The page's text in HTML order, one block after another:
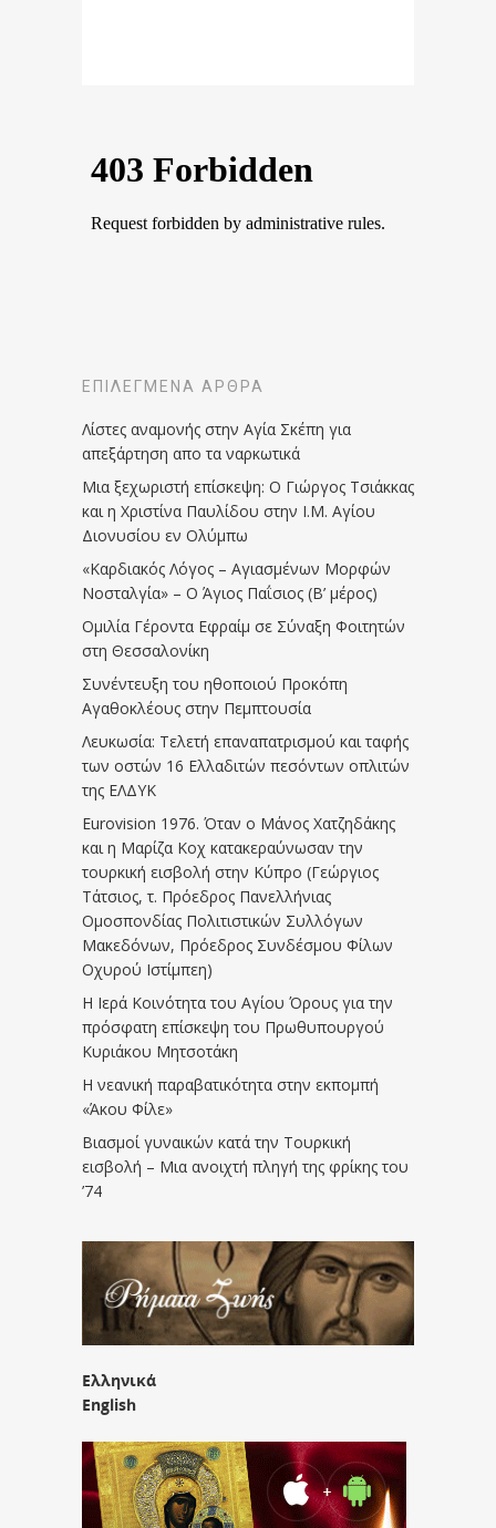
ΕΠΙΛΕΓΜΈΝΑ ΆΡΘΡΑ
Λίστες αναμονής στην Αγία Σκέπη για
απεξάρτηση απο τα ναρκωτικά
Μια ξεχωριστή επίσκεψη: Ο Γιώργος Τσιάκκας
και η Χριστίνα Παυλίδου στην Ι.Μ. Αγίου
Διονυσίου εν Ολύμπω
«Καρδιακός Λόγος – Αγιασμένων Μορφών
Νοσταλγία» – Ο Άγιος Παΐσιος (Β’ μέρος)
Ομιλία Γέροντα Εφραίμ σε Σύναξη Φοιτητών
στη Θεσσαλονίκη
Συνέντευξη του ηθοποιού Προκόπη
Αγαθοκλέους στην Πεμπτουσία
Λευκωσία: Τελετή επαναπατρισμού και ταφής
των οστών 16 Ελλαδιτών πεσόντων οπλιτών
της ΕΛΔΥΚ
Eurovision 1976. Όταν ο Μάνος Χατζηδάκης
και η Μαρίζα Κοχ κατακεραύνωσαν την
τουρκική εισβολή στην Κύπρο (Γεώργιος
Τάτσιος, τ. Πρόεδρος Πανελλήνιας
Ομοσπονδίας Πολιτιστικών Συλλόγων
Μακεδόνων, Πρόεδρος Συνδέσμου Φίλων
Οχυρού Ιστίμπεη)
Η Ιερά Κοινότητα του Αγίου Όρους για την
πρόσφατη επίσκεψη του Πρωθυπουργού
Κυριάκου Μητσοτάκη
Η νεανική παραβατικότητα στην εκπομπή
«Άκου Φίλε»
Βιασμοί γυναικών κατά την Τουρκική
εισβολή – Μια ανοιχτή πληγή της φρίκης του
’74
Ελληνικά
English